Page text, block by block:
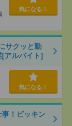
気になる！
サクッと勤
[アルバイト]
気になる！
！ピッキン